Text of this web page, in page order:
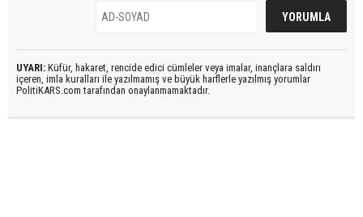
UYARI: Küfür, hakaret, rencide edici cümleler veya imalar, inançlara saldırı
içeren, imla kuralları ile yazılmamış ve büyük harflerle yazılmış yorumlar
PolitiKARS.com tarafından onaylanmamaktadır.